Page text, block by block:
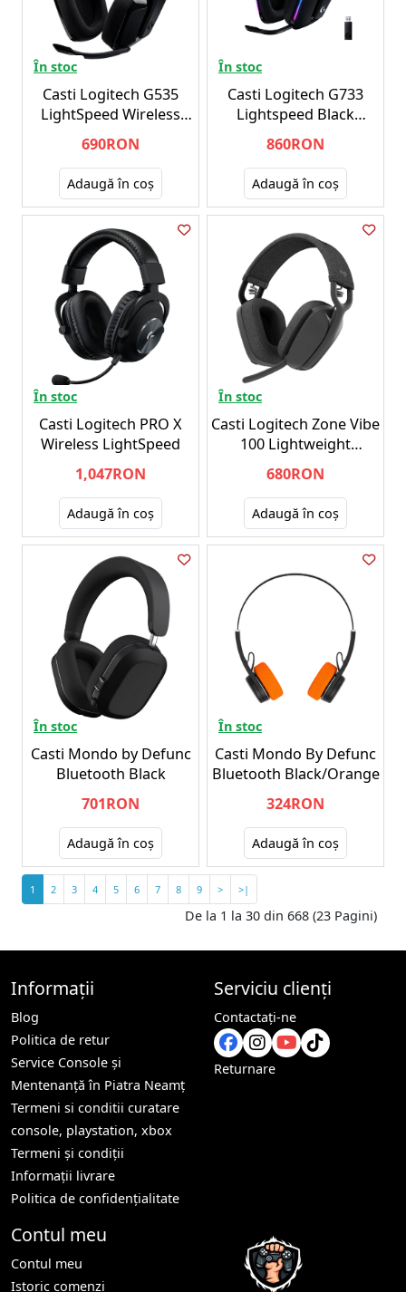
În stoc
Casti Logitech G535
LightSpeed Wireless
Black - PC
690RON
Adaugă în coş
În stoc
Casti Logitech G733
Lightspeed Black
2.4GHZ
860RON
Adaugă în coş
În stoc
Casti Logitech PRO X
Wireless LightSpeed
1,047RON
Adaugă în coş
În stoc
Casti Logitech Zone Vibe
100 Lightweight
Wireless Graphite
680RON
Adaugă în coş
În stoc
Casti Mondo by Defunc
Bluetooth Black
701RON
Adaugă în coş
În stoc
Casti Mondo By Defunc
Bluetooth Black/Orange
324RON
Adaugă în coş
1 2 3 4 5 6 7 8 9 > >|
De la 1 la 30 din 668 (23 Pagini)
Informații
Blog
Politica de retur
Service Console și
Mentenanță în Piatra Neamț
Termeni si conditii curatare
console, playstation, xbox
Termeni și condiții
Informații livrare
Politica de confidențialitate
Serviciu clienți
Contactaţi-ne
Returnare
Contul meu
Contul meu
Istoric comenzi